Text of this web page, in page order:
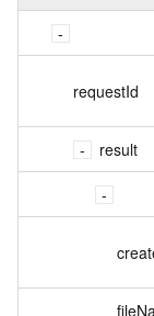
requestId
result